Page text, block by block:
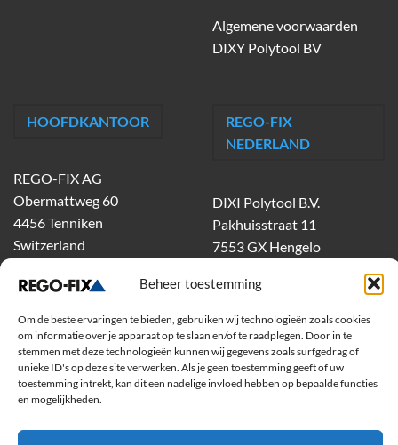
Beheer toestemming
Om de beste ervaringen te bieden, gebruiken wij technologieën zoals cookies
om informatie over je apparaat op te slaan en/of te raadplegen. Door in te
stemmen met deze technologieën kunnen wij gegevens zoals surfgedrag of
unieke ID's op deze site verwerken. Als je geen toestemming geeft of uw
toestemming intrekt, kan dit een nadelige invloed hebben op bepaalde functies
en mogelijkheden.
Algemene voorwaarden
DIXY Polytool BV
HOOFDKANTOOR
REGO-FIX AG
Obermattweg 60
4456 Tenniken
Switzerland
REGO-FIX
NEDERLAND
DIXI Polytool B.V.
Pakhuisstraat 11
7553 GX Hengelo
dixiholland@dixi.com
www.dixipolytool.com
Volg ons op Youtube
Volg ons op Linkedin